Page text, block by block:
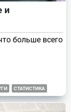
и
больше всего
СТАТИСТИКА